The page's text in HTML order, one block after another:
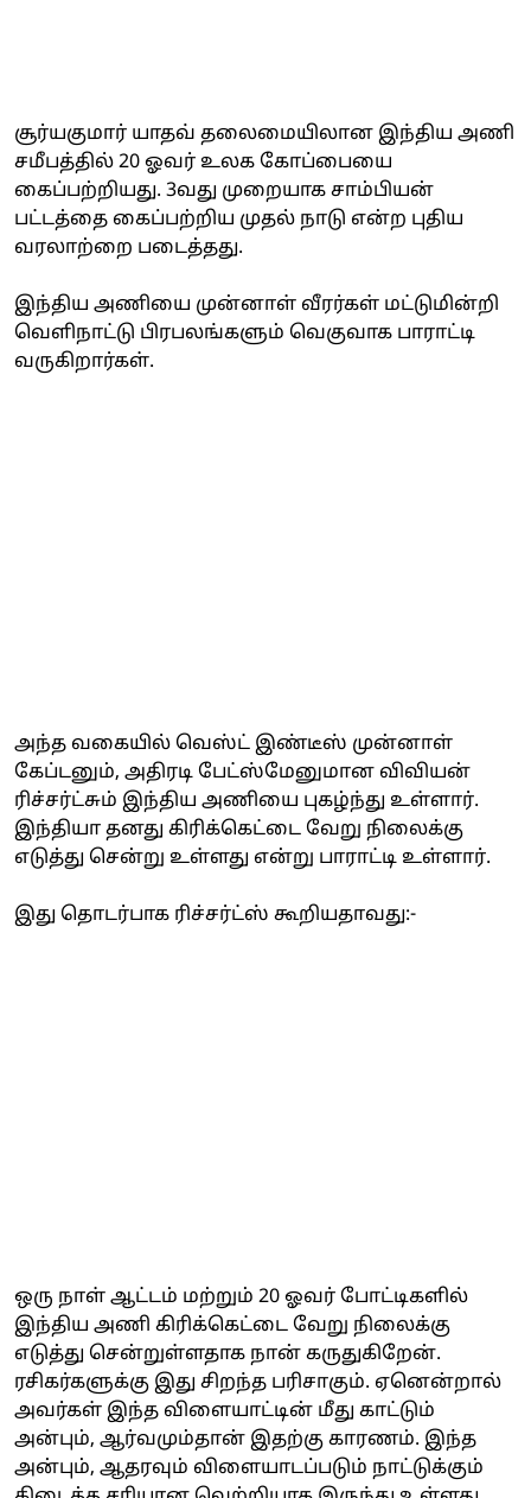
சூர்யகுமார் யாதவ் தலைமையிலான இந்திய அணி
சமீபத்தில் 20 ஓவர் உலக கோப்பையை
கைப்பற்றியது. 3வது முறையாக சாம்பியன்
பட்டத்தை கைப்பற்றிய முதல் நாடு என்ற புதிய
வரலாற்றை படைத்தது.
இந்திய அணியை முன்னாள் வீரர்கள் மட்டுமின்றி
வெளிநாட்டு பிரபலங்களும் வெகுவாக பாராட்டி
வருகிறார்கள்.
அந்த வகையில் வெஸ்ட் இண்டீஸ் முன்னாள்
கேப்டனும், அதிரடி பேட்ஸ்மேனுமான விவியன்
ரிச்சர்ட்சும் இந்திய அணியை புகழ்ந்து உள்ளார்.
இந்தியா தனது கிரிக்கெட்டை வேறு நிலைக்கு
எடுத்து சென்று உள்ளது என்று பாராட்டி உள்ளார்.
இது தொடர்பாக ரிச்சர்ட்ஸ் கூறியதாவது:-
ஒரு நாள் ஆட்டம் மற்றும் 20 ஓவர் போட்டிகளில்
இந்திய அணி கிரிக்கெட்டை வேறு நிலைக்கு
எடுத்து சென்றுள்ளதாக நான் கருதுகிறேன்.
ரசிகர்களுக்கு இது சிறந்த பரிசாகும். ஏனென்றால்
அவர்கள் இந்த விளையாட்டின் மீது காட்டும்
அன்பும், ஆர்வமும்தான் இதற்கு காரணம். இந்த
அன்பும், ஆதரவும் விளையாடப்படும் நாட்டுக்கும்